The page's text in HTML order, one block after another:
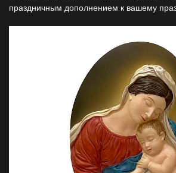
обаянием.
праздничным дополнением к вашему
след рождественской магии в любую
Санта - Клауса обеспечивают тонкое и
освещение ночью своим теплым и